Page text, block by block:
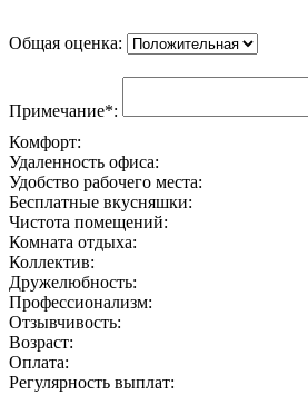
Общая оценка:
Примечание*:
Комфорт:
Удаленность офиса:
Удобство рабочего места:
Бесплатные вкусняшки:
Чистота помещений:
Комната отдыха:
Коллектив:
Дружелюбность:
Профессионализм:
Отзывчивость:
Возраст:
Оплата:
Регулярность выплат: